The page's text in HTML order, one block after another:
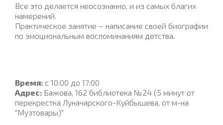
Все это делается неосознанно, и из самых благих
намерений.
Практическое занятие – написание своей биографии
по эмоциональным воспоминаниям детства.
Время: с 10:00 до 17:00
Адрес: Бажова, 162 библиотека №24 (5 минут от
перекрестка Луначарского-Куйбышева, от м-на
"Музтовары)"